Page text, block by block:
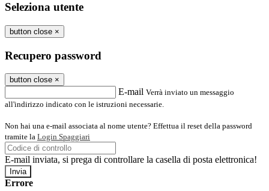
Seleziona utente
button close ×
Recupero password
button close ×
E-mail Verrà inviato un messaggio
all'indirizzo indicato con le istruzioni necessarie.
Non hai una e-mail associata al nome utente? Effettua il reset della password
tramite la Login Spaggiari
E-mail inviata, si prega di controllare la casella di posta elettronica!
Errore